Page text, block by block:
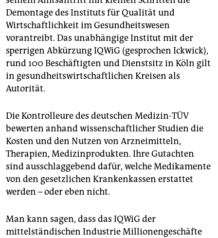
Demontage des Instituts für Qualität und
Wirtschaftlichkeit im Gesundheitswesen
vorantreibt. Das unabhängige Institut mit der
sperrigen Abkürzung IQWiG (gesprochen Ickwick),
rund 100 Beschäftigten und Dienstsitz in Köln gilt
in gesundheitswirtschaftlichen Kreisen als
Autorität.
Die Kontrolleure des deutschen Medizin-TÜV
bewerten anhand wissenschaftlicher Studien die
Kosten und den Nutzen von Arzneimitteln,
Therapien, Medizinprodukten. Ihre Gutachten
sind ausschlaggebend dafür, welche Medikamente
von den gesetzlichen Krankenkassen erstattet
werden – oder eben nicht.
Man kann sagen, dass das IQWiG der
mittelständischen Industrie Millionengeschäfte